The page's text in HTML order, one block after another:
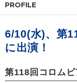
アーティスト
ジャンル
ランキング
PROFILE
6/10(水)、第
に出演！
第118回コロム